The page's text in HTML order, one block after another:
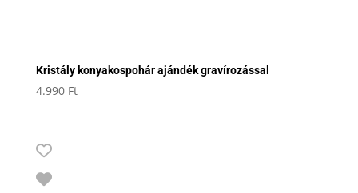
Kristály konyakospohár ajándék gravírozással
4.990 Ft